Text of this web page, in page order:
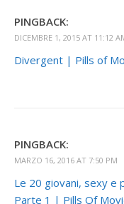
PINGBACK:
DICEMBRE 1, 2015 AT 11:12
Divergent | Pills of
PINGBACK:
MARZO 16, 2016 AT 7:50 PM
Le 20 giovani, sexy
Parte 1 | Pills Of